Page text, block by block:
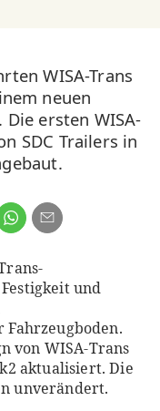
WISA-Trans
neuen
ersten WISA-
SDC Trailers in
und
von WISA-Trans
aktualisiert. Die
unverändert.